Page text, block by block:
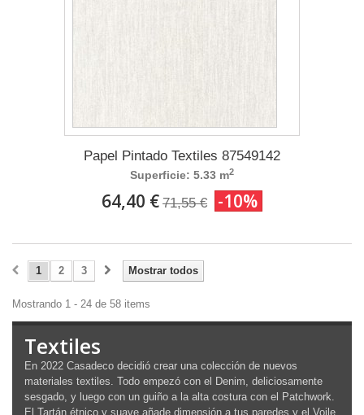
Papel Pintado Textiles 87549142
Superficie: 5.33 m2
64,40 € 71,55 € -10%
Mostrar todos
1 2 3
Mostrando 1 - 24 de 58 items
Textiles
En 2022 Casadeco decidió crear una colección de nuevos
materiales textiles. Todo empezó con el Denim, deliciosamente
sesgado, y luego con un guiño a la alta costura con el Patchwork.
El Tartán étnico y suave añade dimensión a tus paredes y el Voile